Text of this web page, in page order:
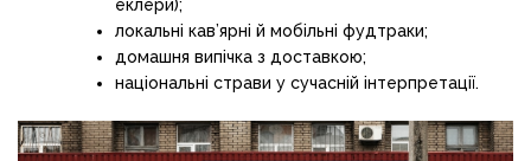
еклери);
локальні кав’ярні й мобільні фудтраки;
домашня випічка з доставкою;
національні страви у сучасній інтерпретації.